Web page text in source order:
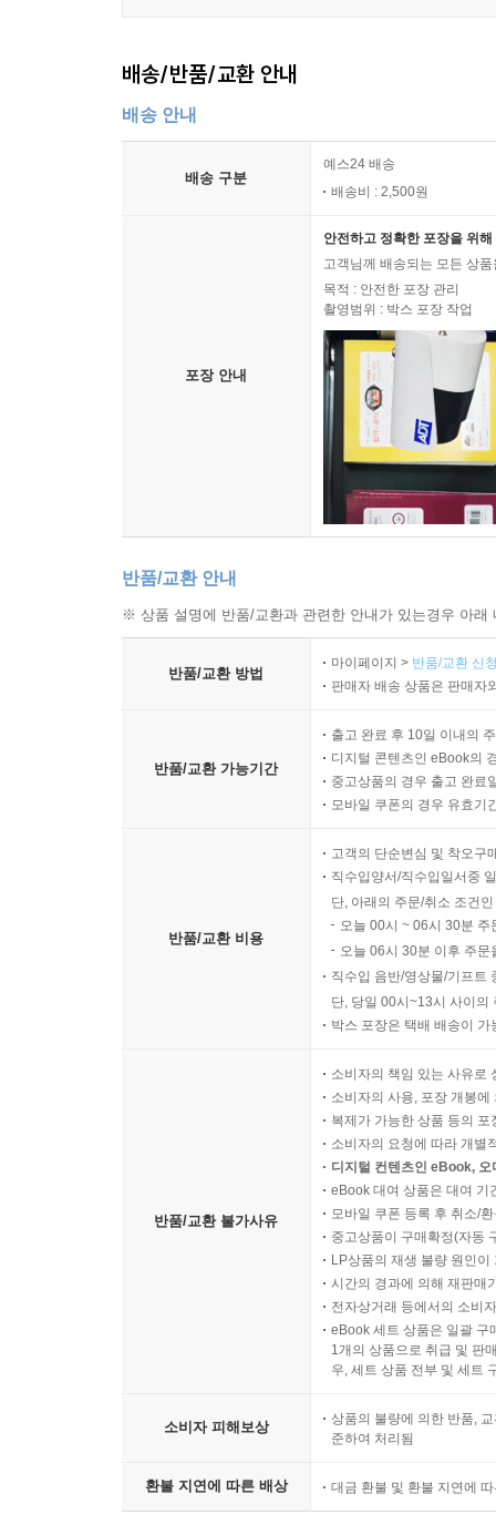
배송/반품/교환 안내
배송 안내
배송 구분
예스24 배송
배송비 : 2,500원
포장 안내
안전하고 정확한 포장을 위
고객님께 배송되는 모든 상
목적 : 안전한 포장 관리
촬영범위 : 박스 포장 작업
반품/교환 안내
※ 상품 설명에 반품/교환과 관련한 안내가 있는경우 아
반품/교환 방법
마이페이지 > 반품/교환 신
판매자 배송 상품은 판매자
반품/교환 가능기간
출고 완료 후 10일 이내의
디지털 콘텐츠인 eBook의
중고상품의 경우 출고 완료
모바일 쿠폰의 경우 유효기
반품/교환 비용
고객의 단순변심 및 착오구
직수입양서/직수입일서중
단, 아래의 주문/취소 조건
오늘 00시 ~ 06시 30분
오늘 06시 30분 이후 주
직수입 음반/영상물/기프트
단, 당일 00시~13시 사이의
박스 포장은 택배 배송이
반품/교환 불가사유
소비자의 책임 있는 사유로
소비자의 사용, 포장 개봉
복제가 가능한 상품 등의
소비자의 요청에 따라 개별
디지털 컨텐츠인 eBook,
eBook 대여 상품은 대여 기
모바일 쿠폰 등록 후 취소/
중고상품이 구매확정(자동
LP상품의 재생 불량 원인
시간의 경과에 의해 재판매
전자상거래 등에서의 소비
eBook 세트 상품은 일괄 구
1개의 상품으로 취급 및 판
우, 세트 상품 전부 및 세트
소비자 피해보상
상품의 불량에 의한 반품,
준하여 처리됨
환불 지연에 따른 배상 대금 환불 및 환불 지연에